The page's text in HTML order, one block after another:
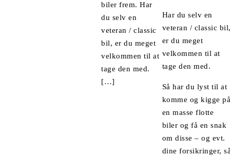
biler frem. Har
du selv en
veteran / classic
bil, er du meget
velkommen til at
tage den med.
[…]
Har du selv en
veteran / classic
er du meget
velkommen til at
tage den med.
Så har du lyst til at
komme og kigge på
en masse flotte
biler og få en snak
om disse – og evt.
dine forsikringer,